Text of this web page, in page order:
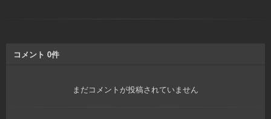
コメント 0件
まだコメントが投稿されていません